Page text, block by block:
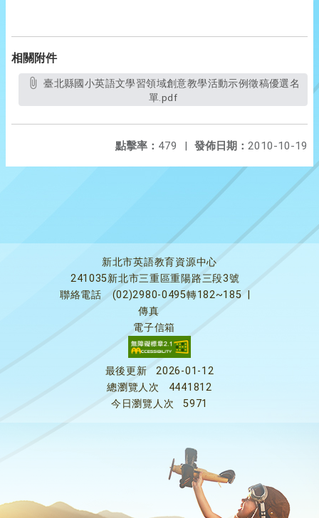
相關附件
臺北縣國小英語文學習領域創意教學活動示例徵稿優選名
單.pdf
發佈日期： 2010-10-19
點擊率： 479 |
新北市英語教育資源中心
241035新北市三重區重陽路三段3號
聯絡電話
(02)2980-0495轉182~185
傳真
電子信箱
最後更新
2026-01-12
總瀏覽人次
4441812
今日瀏覽人次
5971